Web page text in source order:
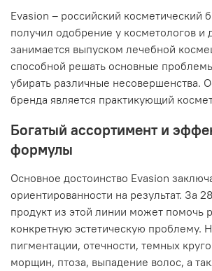
Evasion – российский косметический
получил одобрение у косметологов и
занимается выпуском лечебной
способной решать основные
убирать различные несовершенства.
бренда является практикующий
Богатый ассортимент и
формулы
Основное достоинство Evasion
ориентированности на результат. За
продукт из этой линии может помочь
конкретную эстетическую проблему.
пигментации, отечности, темных
морщин, птоза, выпадение волос, а